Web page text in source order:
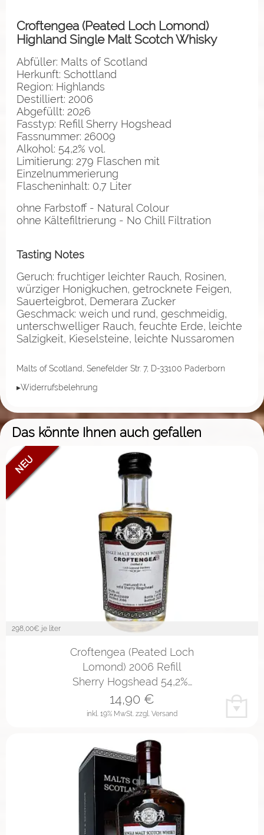
Croftengea (Peated Loch Lomond)
Highland Single Malt Scotch Whisky
Abfüller: Malts of Scotland
Herkunft: Schottland
Region: Highlands
Destilliert: 2006
Abgefüllt: 2026
Fasstyp: Refill Sherry Hogshead
Fassnummer: 26009
Alkohol: 54,2% vol.
Limitierung: 279 Flaschen mit
Einzelnummerierung
Flascheninhalt: 0,7 Liter
ohne Farbstoff - Natural Colour
ohne Kältefiltrierung - No Chill Filtration
Tasting Notes
Geruch: fruchtiger leichter Rauch, Rosinen,
würziger Honigkuchen, getrocknete Feigen,
Sauerteigbrot, Demerara Zucker
Geschmack: weich und rund, geschmeidig,
unterschwelliger Rauch, feuchte Erde, leichte
Salzigkeit, Kieselsteine, leichte Nussaromen
Malts of Scotland, Senefelder Str. 7, D-33100 Paderborn
▸Widerrufsbelehrung
Das könnte Ihnen auch gefallen
298,00€ je liter
Croftengea (Peated Loch
Lomond) 2006 Refill
Sherry Hogshead 54,2%…
inkl. 19% MwSt. zzgl. Versand
14,90 €